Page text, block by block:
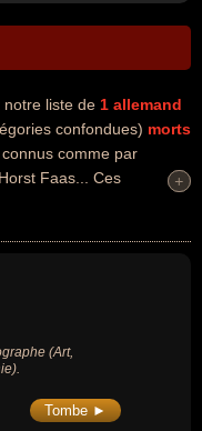
notre liste de 1 allemand
confondues) morts
connus comme par
Faas... Ces
ou de la photographie.
+
+
(Art,
Tombe ►